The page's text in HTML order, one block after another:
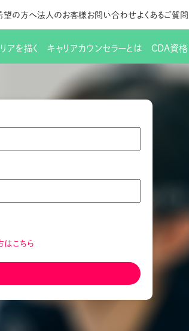
望の方へ法人のお客様お問い合わせよくあるご質問
理事長からのご挨拶
調査・研究
募集・案内メール配信サービス
アを描く キャリアカウンセラーとは CDA資格
会員向けサポート
CDA資格更新制度
CDA会員 名刺表記
支部・地区一覧
研究会・啓発交流会の座長一覧
更新講習
はこちら